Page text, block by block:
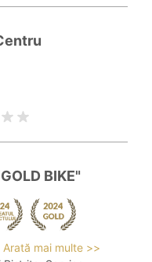
BIKE"
Arată mai multe >>